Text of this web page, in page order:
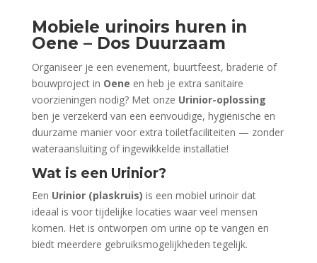
Mobiele urinoirs huren in
Oene – Dos Duurzaam
Organiseer je een evenement, buurtfeest, braderie of
bouwproject in Oene en heb je extra sanitaire
voorzieningen nodig? Met onze Urinior-oplossing
ben je verzekerd van een eenvoudige, hygiënische en
duurzame manier voor extra toiletfaciliteiten — zonder
wateraansluiting of ingewikkelde installatie!
Wat is een Urinior?
Een Urinior (plaskruis) is een mobiel urinoir dat
ideaal is voor tijdelijke locaties waar veel mensen
komen. Het is ontworpen om urine op te vangen en
biedt meerdere gebruiksmogelijkheden tegelijk.